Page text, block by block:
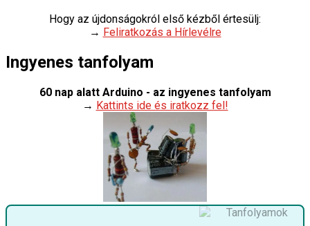
Hogy az újdonságokról első kézből értesülj:
→ Feliratkozás a Hírlevélre
Ingyenes tanfolyam
60 nap alatt Arduino - az ingyenes tanfolyam
→ Kattints ide és iratkozz fel!